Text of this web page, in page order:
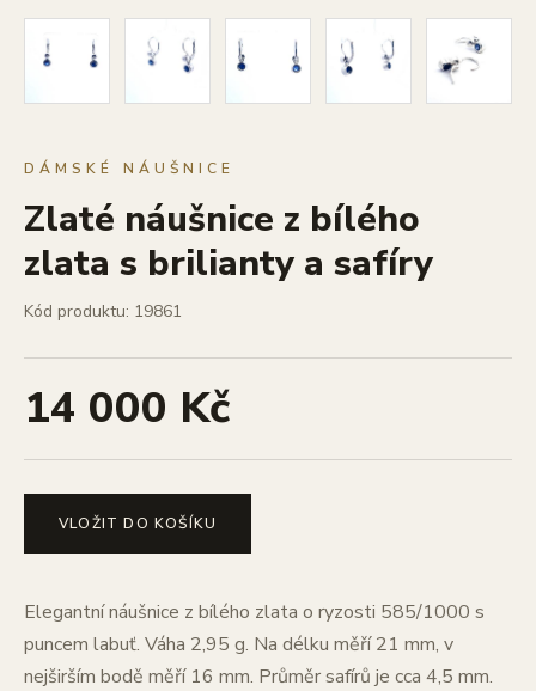
DÁMSKÉ NÁUŠNICE
Zlaté náušnice z bílého
zlata s brilianty a safíry
Kód produktu: 19861
14 000 Kč
VLOŽIT DO KOŠÍKU
Elegantní náušnice z bílého zlata o ryzosti 585/1000 s
puncem labuť. Váha 2,95 g. Na délku měří 21 mm, v
nejširším bodě měří 16 mm. Průměr safírů je cca 4,5 mm.